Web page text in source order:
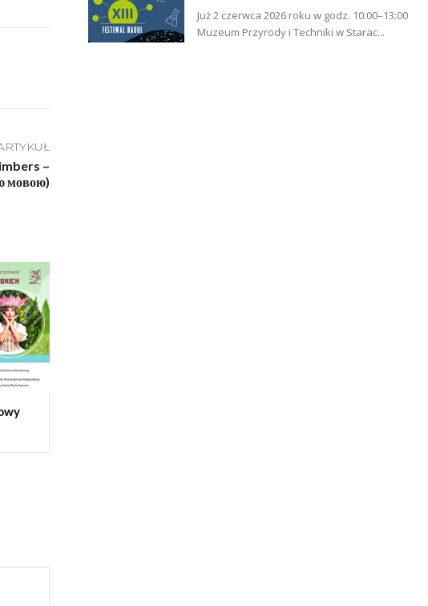
–
мовою)
Już 2 czerwca 2026 roku w godz. 10:00–13:00
Muzeum Przyrody i Techniki w Starac...